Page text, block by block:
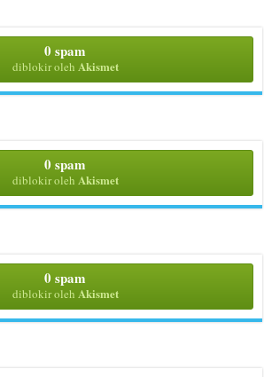
0 spam
diblokir oleh Akismet
0 spam
diblokir oleh Akismet
0 spam
diblokir oleh Akismet